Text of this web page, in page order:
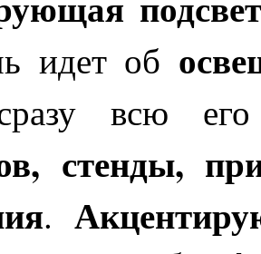
идет об
всю
стенды,
.